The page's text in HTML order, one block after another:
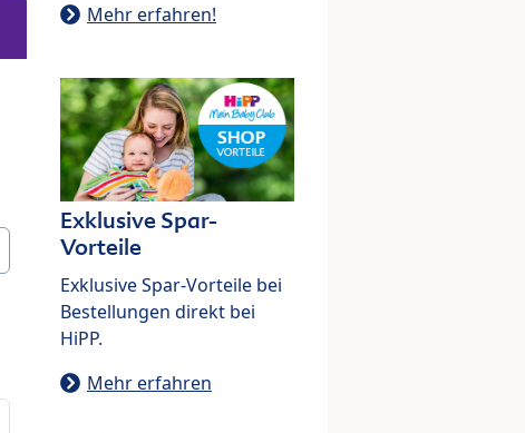
Mehr erfahren!
Exklusive Spar-
Vorteile
Exklusive Spar-Vorteile bei
Bestellungen direkt bei
HiPP.
Mehr erfahren